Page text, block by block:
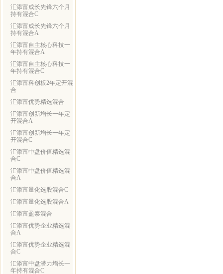
汇添富成长先锋六个月
持有混合C
汇添富成长先锋六个月
持有混合A
汇添富自主核心科技一
年持有混合A
汇添富自主核心科技一
年持有混合C
汇添富科创板2年定开混
合
汇添富优势精选混合
汇添富创新增长一年定
开混合A
汇添富创新增长一年定
开混合C
汇添富中盘价值精选混
合C
汇添富中盘价值精选混
合A
汇添富量化选股混合C
汇添富量化选股混合A
汇添富盈泰混合
汇添富优势企业精选混
合A
汇添富优势企业精选混
合C
汇添富中盘潜力增长一
年持有混合C